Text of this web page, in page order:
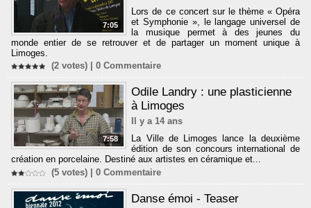
7:05
Lors de ce concert sur le thème « Opéra
et Symphonie », le langage universel de
la musique permet à des jeunes du
monde entier de se retrouver et de partager un moment unique à
Limoges.
(2 votes) | 0 Commentaire
7:58
Odile Landry : une plasticienne
à Limoges
Il y a 14 ans
La Ville de Limoges lance la deuxième
édition de son concours international de
création en porcelaine. Destiné aux artistes en céramique et...
(5 votes) | 0 Commentaire
Danse émoi - Teaser